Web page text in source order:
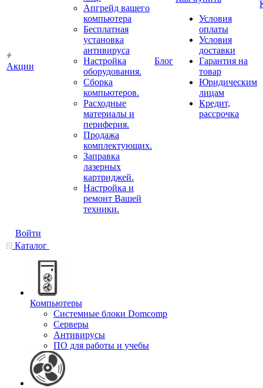
Акции
Апгрейд вашего
компьютера
Бесплатная
установка
антивируса
Настройка
оборудования.
Сборка
компьютеров.
Расходные
материалы и
периферия.
Продажа
комплектующих.
Заправка
лазерных
картриджей.
Настройка и
ремонт Вашей
техники.
Блог
Условия
оплаты
Условия
доставки
Гарантия на
товар
Юридическим
лицам
Кредит,
рассрочка
Войти
Каталог
Компьютеры
Системные блоки Domcomp
Серверы
Антивирусы
ПО для работы и учебы